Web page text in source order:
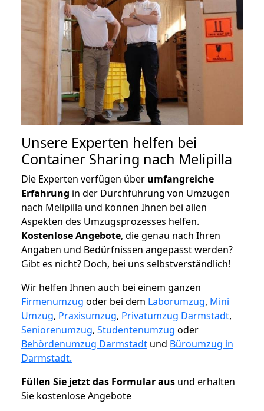
Unsere Experten helfen bei
Container Sharing nach Melipilla
Die Experten verfügen über umfangreiche
Erfahrung in der Durchführung von Umzügen
nach Melipilla und können Ihnen bei allen
Aspekten des Umzugsprozesses helfen.
Kostenlose Angebote, die genau nach Ihren
Angaben und Bedürfnissen angepasst werden?
Gibt es nicht? Doch, bei uns selbstverständlich!
Wir helfen Ihnen auch bei einem ganzen
Firmenumzug oder bei dem Laborumzug, Mini
Umzug, Praxisumzug, Privatumzug Darmstadt,
Seniorenumzug, Studentenumzug oder
Behördenumzug Darmstadt und Büroumzug in
Darmstadt.
Füllen Sie jetzt das Formular aus und erhalten
Sie kostenlose Angebote